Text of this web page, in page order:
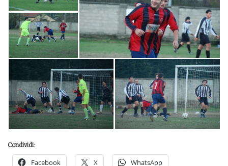
Condividi:
Facebook X WhatsApp